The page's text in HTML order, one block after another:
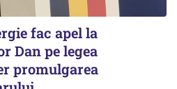
fac apel la
Dan pe legea
promulgarea